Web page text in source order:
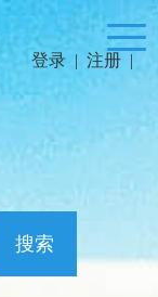
登录 | 注册 |
搜索